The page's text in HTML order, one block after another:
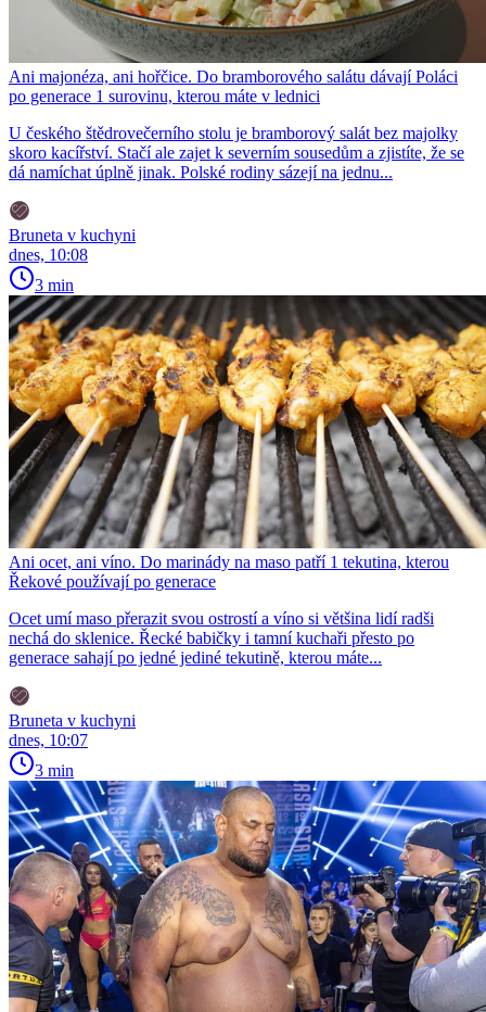
Ani majonéza, ani hořčice. Do bramborového salátu dávají Poláci
po generace 1 surovinu, kterou máte v lednici
U českého štědrovečerního stolu je bramborový salát bez majolky
skoro kacířství. Stačí ale zajet k severním sousedům a zjistíte, že se
dá namíchat úplně jinak. Polské rodiny sázejí na jednu...
Bruneta v kuchyni
dnes, 10:08
3 min
Ani ocet, ani víno. Do marinády na maso patří 1 tekutina, kterou
Řekové používají po generace
Ocet umí maso přerazit svou ostrostí a víno si většina lidí radši
nechá do sklenice. Řecké babičky i tamní kuchaři přesto po
generace sahají po jedné jediné tekutině, kterou máte...
Bruneta v kuchyni
dnes, 10:07
3 min